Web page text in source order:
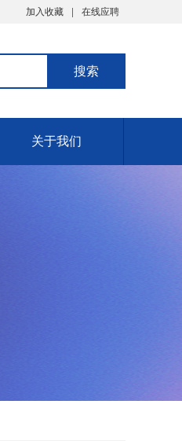
加入收藏 在线应聘
关于我们